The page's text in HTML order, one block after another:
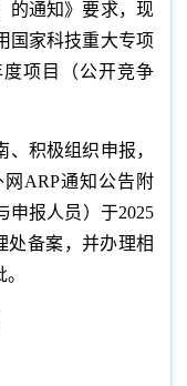
的通知》要求，现
国家科技重大专项
度项目（公开竞争
积极组织申报，
ARP通知公告 附
申报人员）于2025
处备案，并办理相